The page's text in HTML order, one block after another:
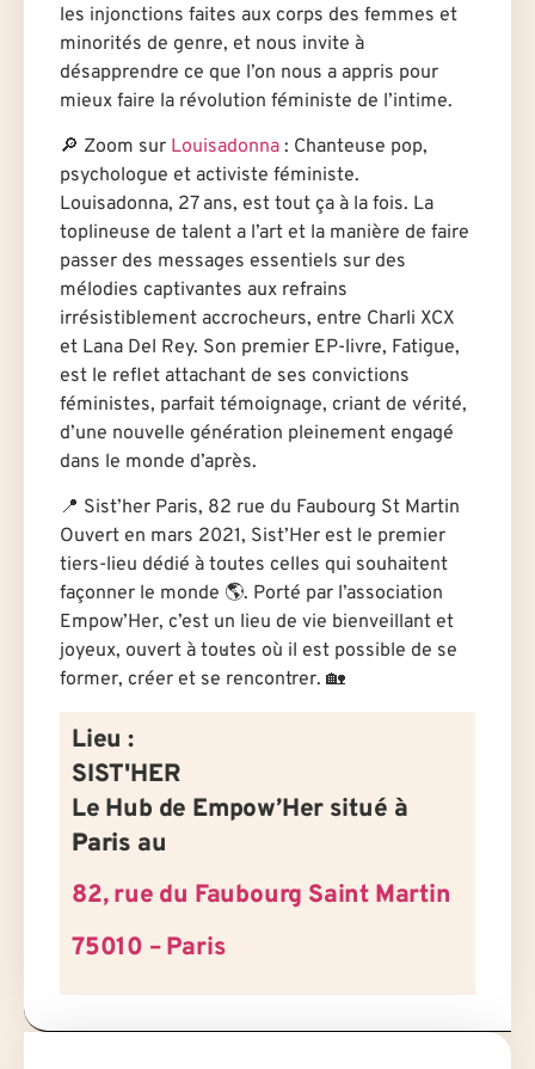
les injonctions faites aux corps des femmes et
minorités de genre, et nous invite à
désapprendre ce que l’on nous a appris pour
mieux faire la révolution féministe de l’intime.
🔎 Zoom sur Louisadonna : Chanteuse pop,
psychologue et activiste féministe.
Louisadonna, 27 ans, est tout ça à la fois. La
toplineuse de talent a l’art et la manière de faire
passer des messages essentiels sur des
mélodies captivantes aux refrains
irrésistiblement accrocheurs, entre Charli XCX
et Lana Del Rey. Son premier EP-livre, Fatigue,
est le reflet attachant de ses convictions
féministes, parfait témoignage, criant de vérité,
d’une nouvelle génération pleinement engagé
dans le monde d’après.
📍 Sist’her Paris, 82 rue du Faubourg St Martin
Ouvert en mars 2021, Sist’Her est le premier
tiers-lieu dédié à toutes celles qui souhaitent
façonner le monde 🌎. Porté par l’association
Empow’Her, c’est un lieu de vie bienveillant et
joyeux, ouvert à tou·te·s où il est possible de se
former, créer et se rencontrer. 🏡
Lieu :
SIST'HER
Le Hub de Empow’Her situé à
Paris au
82, rue du Faubourg Saint Martin
75010 – Paris